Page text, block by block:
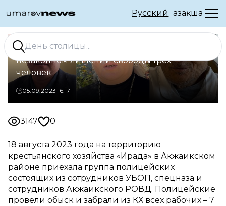
Русский Қазақша
В ЗКО фермера обвиняют в
незаконном лишении свободы трех
человек
05.09.2023 16:17
3147 0
18 августа 2023 года на территорию
крестьянского хозяйства «Ирада» в Акжаикском
районе приехала группа полицейских
состоящих из сотрудников УБОП, спецназа и
сотрудников Акжаикского РОВД. Полицейские
провели обыск и забрали из КХ всех рабочих – 7